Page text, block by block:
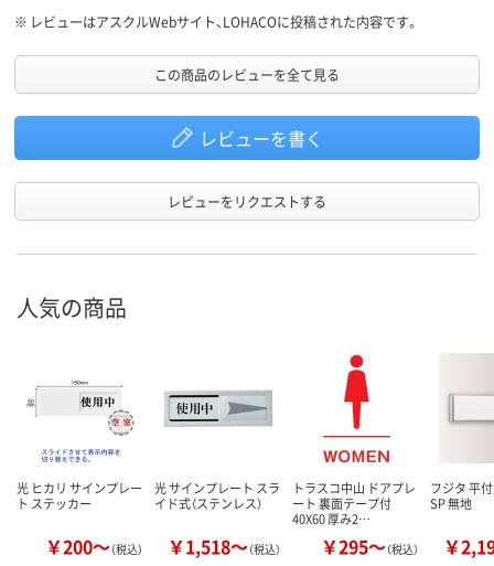
※ レビューはアスクルWebサイト、LOHACOに投稿された内容です。
この商品のレビューを全て見る
レビューを書く
レビューをリクエストする
人気の商品
光 ヒカリ サインプレー
ト ステッカー
￥200～（税込）
光 サインプレート スラ
イド式（ステンレス）
￥1,518～（税込）
トラスコ中山 ドアプレ
ート 裏面テープ付
40X60 厚み2…
￥295～（税込）
フジタ 平
SP 無地
￥